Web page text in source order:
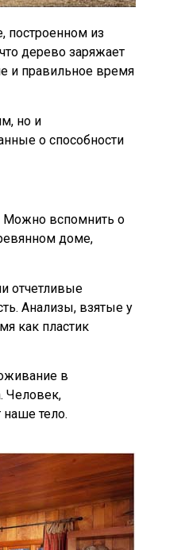
построенном из
дерево заряжает
и правильное время
но и
о способности
Можно вспомнить о
доме,
отчетливые
Анализы, взятые у
как пластик
в
Человек,
тело.